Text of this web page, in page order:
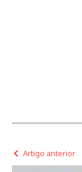
Artigo anterior